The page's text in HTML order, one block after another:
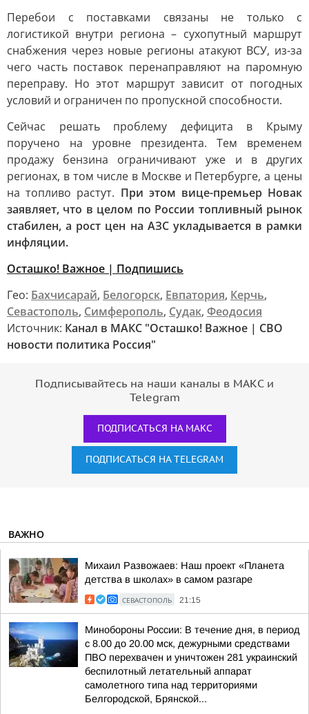
Перебои с поставками связаны не только с
логистикой внутри региона – сухопутный маршрут
снабжения через новые регионы атакуют ВСУ, из-за
чего часть поставок перенаправляют на паромную
переправу. Но этот маршрут зависит от погодных
условий и ограничен по пропускной способности.
Сейчас решать проблему дефицита в Крыму
поручено на уровне президента. Тем временем
продажу бензина ограничивают уже и в других
регионах, в том числе в Москве и Петербурге, а цены
на топливо растут. При этом вице-премьер Новак
заявляет, что в целом по России топливный рынок
стабилен, а рост цен на АЗС укладывается в рамки
инфляции.
Осташко! Важное | Подпишись
Гео: Бахчисарай, Белогорск, Евпатория, Керчь,
Севастополь, Симферополь, Судак, Феодосия
Источник: Канал в МАКС "Осташко! Важное | СВО
новости политика Россия"
Подписывайтесь на наши каналы в МАКС и
Telegram
ПОДПИСАТЬСЯ НА МАКС
ПОДПИСАТЬСЯ НА TELEGRAM
ВАЖНО
Михаил Развожаев: Наш проект «Планета
детства в школах» в самом разгаре
СЕВАСТОПОЛЬ 21:15
Минобороны России: В течение дня, в период
с 8.00 до 20.00 мск, дежурными средствами
ПВО перехвачен и уничтожен 281 украинский
беспилотный летательный аппарат
самолетного типа над территориями
Белгородской, Брянской...